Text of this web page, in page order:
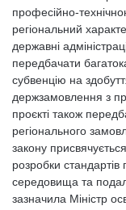
професійно-
регіональний
державні
передбачати
субвенцію на
держзамовлення з
проєкті також
регіонального
закону
розробки стандартів
середовища та
зазначила Міністр